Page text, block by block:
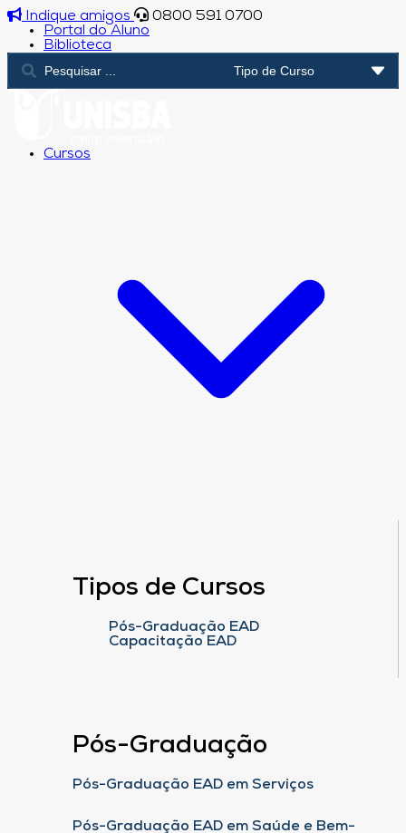
Indique amigos
0800 591 0700
Portal do Aluno
Biblioteca
Cursos
Tipos de Cursos
Pós-Graduação EAD
Capacitação EAD
Pós-Graduação
Pós-Graduação EAD em Serviços
Pós-Graduação EAD em Saúde e Bem-